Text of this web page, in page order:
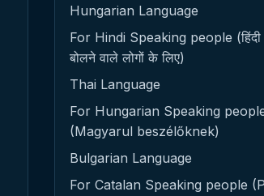
Hungarian Language
For Hindi Speaking people (हिंदी
बोलने वाले लोगों के लिए)
Thai Language
For Hungarian Speaking
(Magyarul beszélőknek)
Bulgarian Language
For Catalan Speaking people